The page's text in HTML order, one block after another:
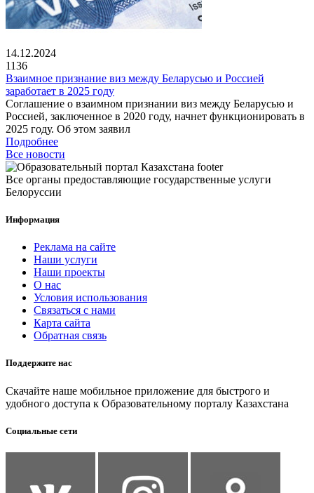
14.12.2024
1136
Взаимное признание виз между Беларусью и Россией
заработает в 2025 году
Соглашение о взаимном признании виз между Беларусью и
Россией, заключенное в 2020 году, начнет функционировать в
2025 году. Об этом заявил
Подробнее
Все новости
Все органы предоставляющие государственные услуги
Белоруссии
Информация
Реклама на сайте
Наши услуги
Наши проекты
О нас
Условия использования
Связаться с нами
Карта сайта
Обратная связь
Поддержите нас
Скачайте наше мобильное приложение для быстрого и
удобного доступа к Образовательному порталу Казахстана
Социальные сети